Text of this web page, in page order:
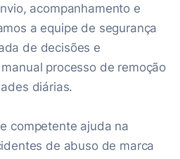
acompanhamento e
a equipe de segurança
de decisões e
processo de remoção
diárias.
competente ajuda na
de abuso de marca